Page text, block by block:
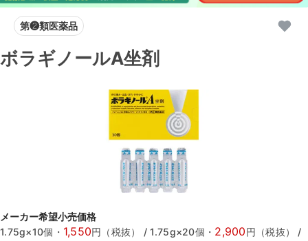
第❷類医薬品
ボラギノールA坐剤
メーカー希望小売価格
1.75g×10個 ・ 1,550円（税抜） /1.75g×20個 ・ 2,900 円（税抜）
/